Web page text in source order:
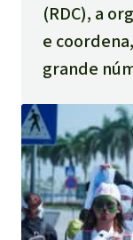
(RDC), a
e
grande